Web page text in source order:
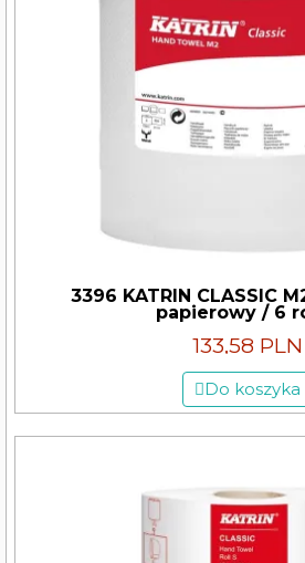
3396 KATRIN CLASSIC
papierowy / 6
133,58 PLN
Do koszyka